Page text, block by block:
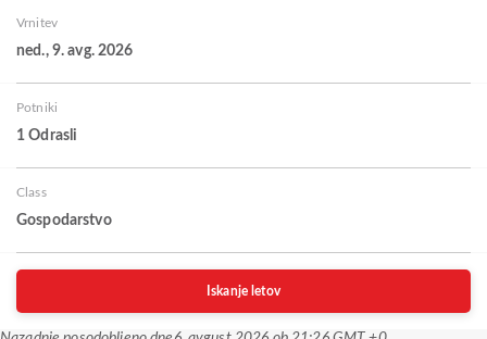
Vrnitev
ned., 9. avg. 2026
Potniki
1 Odrasli
Class
Gospodarstvo
Iskanje letov